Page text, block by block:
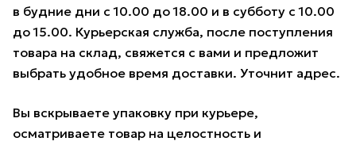
в будние дни с 10.00 до 18.00 и в субботу с 10.00
до 15.00. Курьерская служба, после поступления
товара на склад, свяжется с вами и предложит
выбрать удобное время доставки. Уточнит адрес.
Вы вскрываете упаковку при курьере,
осматриваете товар на целостность и